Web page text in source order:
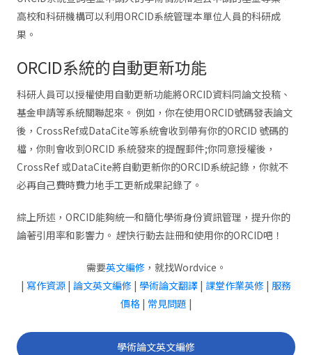
高校和科研機構可以利用ORCID系統管理本單位人員的科研成
果。
ORCID系統的自動更新功能
科研人員可以授權使用自動更新功能將ORCID資料同論文投稿、
基金申請等系統關聯起來。 例如，你在使用ORCID號碼發表論文
後，CrossRef或DataCite等系統會收到帶有你的ORCID 號碼的
檔，你則會收到ORCID 系統發來的提醒郵件;你同意授權後，
CrossRef 或DataCite將自動更新你的ORCID系統記錄，你就不
必再自己費時費力地手工更新成果記錄了。
綜上所述，ORCID能夠統一和簡化學術身份資訊管理，提升你的
論著引用率和影響力。 趕快行動去註冊和使用你的ORCID吧！
需要英文編修，就找Wordvice。
| 寫作資源 | 論文英文編修 | 學術論文翻譯 | 課堂作業英修 | 服務
價格| 常見問題 |
學術論文英文編修